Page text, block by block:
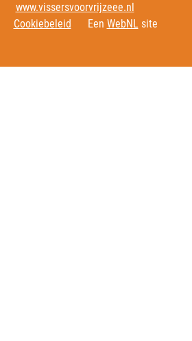
www.vissersvoorvrijzeee.nl
Cookiebeleid Een WebNLsite